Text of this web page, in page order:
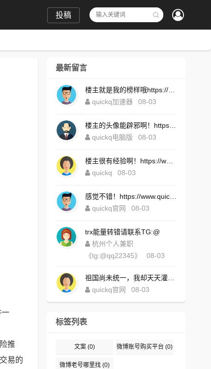
投稿
一
推
易的
最新留言
quickq加速器
08-03
quickq电脑版
08-03
quickq
08-03
quickq官网
08-03
trx能量转错请联系TG:@
杭州个人兼职
《tg:@qq22345》
08-03
quickq官网
08-03
标签列表
文案 (0) 微博账号购买平台 (0)
微博老号哪里找 (0)